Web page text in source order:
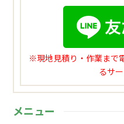
※現地見積り・作業まで
るサー
メニュー